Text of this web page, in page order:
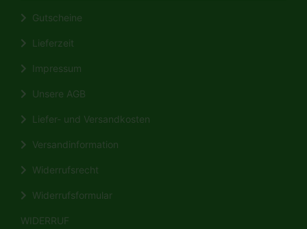
Gutscheine
Lieferzeit
Impressum
Unsere AGB
Liefer- und Versandkosten
Versandinformation
Widerrufsrecht
Widerrufsformular
WIDERRUF